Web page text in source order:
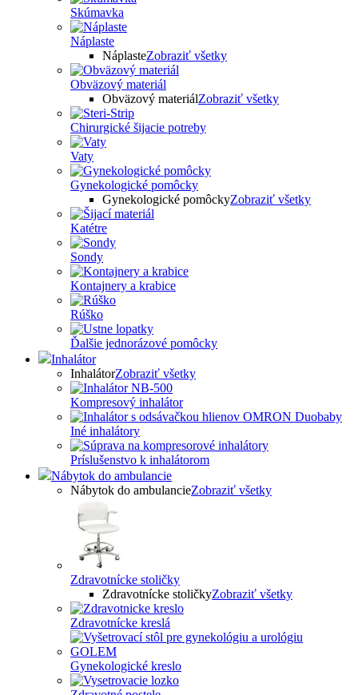
Skúmavka
Náplaste
NáplasteZobraziť všetky
Obväzový materiál
Obväzový materiálZobraziť všetky
Chirurgické šijacie potreby
Vaty
Gynekologické pomôcky
Gynekologické pomôckyZobraziť všetky
Katétre
Sondy
Kontajnery a krabice
Rúško
Ďalšie jednorázové pomôcky
Inhalátor
InhalátorZobraziť všetky
Kompresový inhalátor
Iné inhalátory
Príslušenstvo k inhalátorom
Nábytok do ambulancie
Nábytok do ambulancieZobraziť všetky
Zdravotnícke stoličky
Zdravotnícke stoličkyZobraziť všetky
Zdravotnícke kreslá
Gynekologické kreslo